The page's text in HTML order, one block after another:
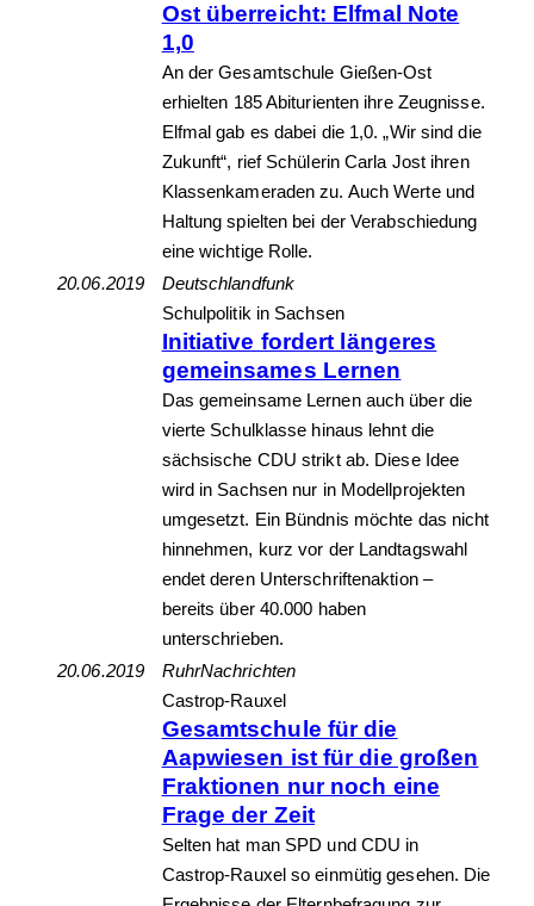
Ost überreicht: Elfmal Note
1,0
An der Gesamtschule Gießen-Ost
erhielten 185 Abiturienten ihre Zeugnisse.
Elfmal gab es dabei die 1,0. „Wir sind die
Zukunft“, rief Schülerin Carla Jost ihren
Klassenkameraden zu. Auch Werte und
Haltung spielten bei der Verabschiedung
eine wichtige Rolle.
20.06.2019
Deutschlandfunk
Schulpolitik in Sachsen
Initiative fordert längeres
gemeinsames Lernen
Das gemeinsame Lernen auch über die
vierte Schulklasse hinaus lehnt die
sächsische CDU strikt ab. Diese Idee
wird in Sachsen nur in Modellprojekten
umgesetzt. Ein Bündnis möchte das nicht
hinnehmen, kurz vor der Landtagswahl
endet deren Unterschriftenaktion –
bereits über 40.000 haben
unterschrieben.
20.06.2019
RuhrNachrichten
Castrop-Rauxel
Gesamtschule für die
Aapwiesen ist für die großen
Fraktionen nur noch eine
Frage der Zeit
Selten hat man SPD und CDU in
Castrop-Rauxel so einmütig gesehen. Die